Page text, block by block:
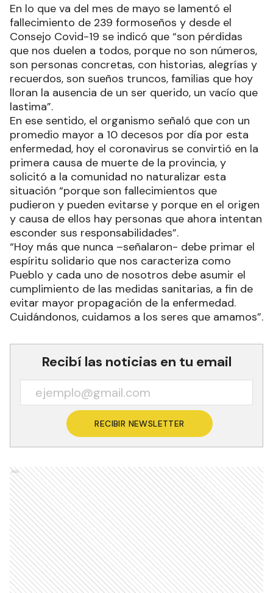
En lo que va del mes de mayo se lamentó el
fallecimiento de 239 formoseños y desde el
Consejo Covid-19 se indicó que “son pérdidas
que nos duelen a todos, porque no son números,
son personas concretas, con historias, alegrías y
recuerdos, son sueños truncos, familias que hoy
lloran la ausencia de un ser querido, un vacío que
lastima”.
En ese sentido, el organismo señaló que con un
promedio mayor a 10 decesos por día por esta
enfermedad, hoy el coronavirus se convirtió en la
primera causa de muerte de la provincia, y
solicitó a la comunidad no naturalizar esta
situación “porque son fallecimientos que
pudieron y pueden evitarse y porque en el origen
y causa de ellos hay personas que ahora intentan
esconder sus responsabilidades”.
“Hoy más que nunca –señalaron- debe primar el
espíritu solidario que nos caracteriza como
Pueblo y cada uno de nosotros debe asumir el
cumplimiento de las medidas sanitarias, a fin de
evitar mayor propagación de la enfermedad.
Cuidándonos, cuidamos a los seres que amamos”.
Recibí las noticias en tu email
RECIBIR NEWSLETTER
Ads